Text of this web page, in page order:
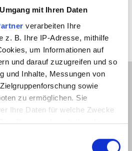
mit Ihren Daten
verarbeiten Ihre
z. B. Ihre IP-Adresse, mithilfe
um Informationen auf
und darauf zuzugreifen und so
und Inhalte, Messungen von
sowie
zu ermöglichen. Sie
Ihre Daten für welche Zwecke
widerrufen
Anmeldung